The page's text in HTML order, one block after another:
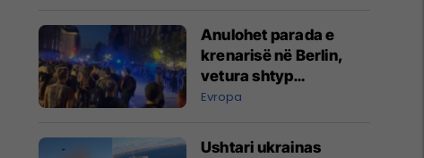
ose jo të plota
Anulohet parada e
krenarisë në Berlin,
vetura shtyp
pjesëmarrësit –
lënduar
Evropa
Ushtari ukrainas